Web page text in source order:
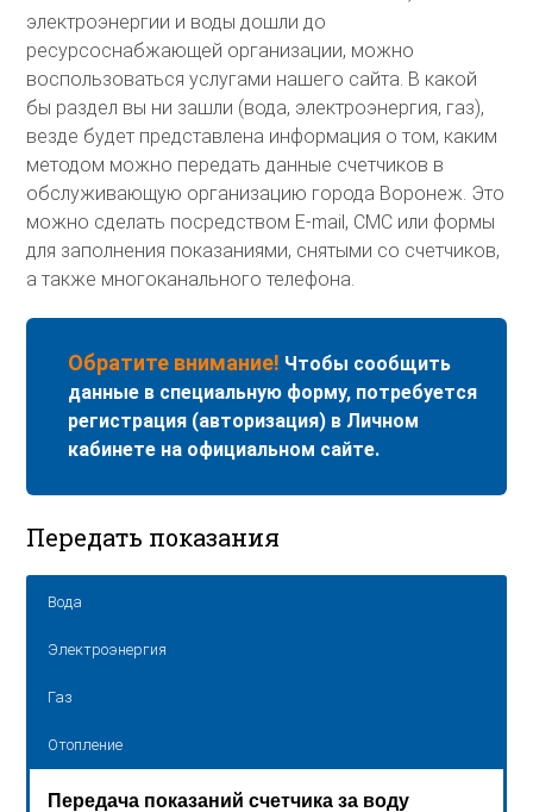
электроэнергии и воды дошли до
ресурсоснабжающей организации, можно
воспользоваться услугами нашего сайта. В какой
бы раздел вы ни зашли (вода, электроэнергия, газ),
везде будет представлена информация о том, каким
методом можно передать данные счетчиков в
обслуживающую организацию города Воронеж. Это
можно сделать посредством E-mail, СМС или формы
для заполнения показаниями, снятыми со счетчиков,
а также многоканального телефона.
Обратите внимание! Чтобы сообщить
данные в специальную форму, потребуется
регистрация (авторизация) в Личном
кабинете на официальном сайте.
Передать показания
Вода
Электроэнергия
Газ
Отопление
Передача показаний счетчика за воду